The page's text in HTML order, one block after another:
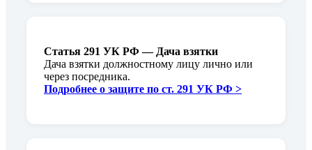
Статья 291 УК РФ — Дача взятки
Дача взятки должностному лицу лично или
через посредника.
Подробнее о защите по ст. 291 УК РФ >